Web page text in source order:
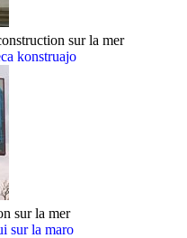
sur la mer
konstruajo
sur la mer
sur la maro